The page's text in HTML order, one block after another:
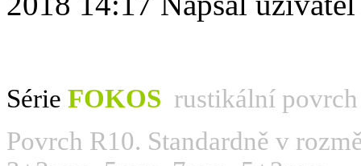
Série FOKOS rustikální
Povrch R10. Standardně v